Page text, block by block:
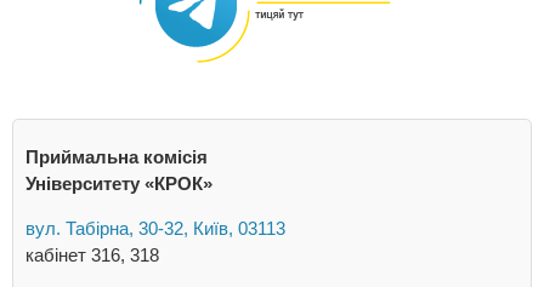
Приймальна комісія
Університету «КРОК»
вул. Табірна, 30-32, Київ, 03113
кабінет 316, 318